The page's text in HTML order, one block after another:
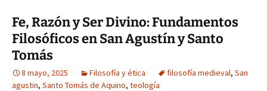
Fe, Razón y Ser Divino: Fundamentos
Filosóficos en San Agustín y Santo
Tomás
8 mayo, 2025 Filosofía y ética filosofía medieval, San
agustin, Santo Tomás de Aquino, teología